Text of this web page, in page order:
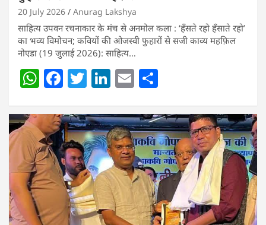
20 July 2026 Anurag Lakshya
साहित्य उपवन रचनाकार के मंच से अनमोल कला : ‘हॅंसते रहो हॅंसाते रहो’
का भव्य विमोचन; कवियों की ओजस्वी फुहारों से सजी काव्य महफ़िल
नोएडा (19 जुलाई 2026): साहित्य…
W
at
s
A
p
p
F
c
e
b
o
o
k
T
itt
er
Li
k
e
dI
n
E
ai
l
ar
e